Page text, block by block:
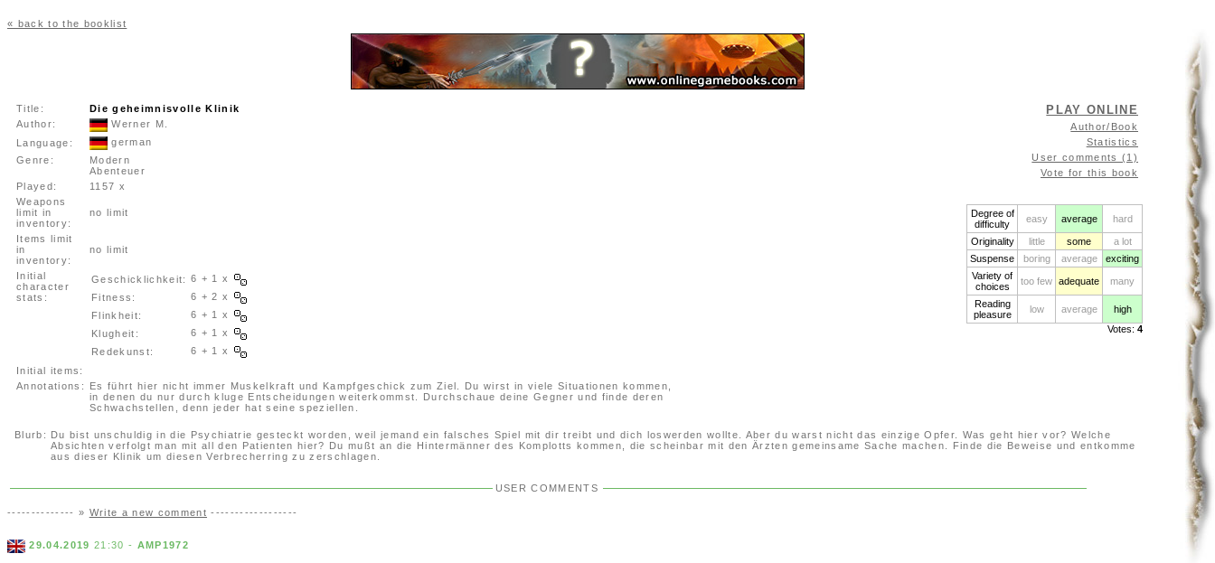
« back to the booklist
Title:
Die geheimnisvolle Klinik
Author:
Werner M.
Language:
german
Genre:
Modern
Abenteuer
Played:
1157 x
Weapons
limit in
inventory:
no limit
Items limit
in
inventory:
no limit
Initial
character
stats:
Geschicklichkeit: 6 + 1 x
Fitness:
6 + 2 x
Flinkheit:
6 + 1 x
Klugheit:
6 + 1 x
Redekunst:
6 + 1 x
Initial items:
Annotations:
Es führt hier nicht immer Muskelkraft und Kampfgeschick zum Ziel. Du wirst in viele Situationen kommen,
in denen du nur durch kluge Entscheidungen weiterkommst. Durchschaue deine Gegner und finde deren
Schwachstellen, denn jeder hat seine speziellen.
PLAY ONLINE
Author/Book
Statistics
User comments (1)
Vote for this book
Degree of
difficulty
easy average hard
Originality little some
a lot
Suspense
boring average
exciting
Variety of
choices
too few adequate many
Reading
pleasure
low average
high
Votes: 4
Blurb: Du bist unschuldig in die Psychiatrie gesteckt worden, weil jemand ein falsches Spiel mit dir treibt und dich loswerden wollte. Aber du warst nicht das einzige Opfer. Was geht hier vor? Welche
Absichten verfolgt man mit all den Patienten hier? Du mußt an die Hintermänner des Komplotts kommen, die scheinbar mit den Ärzten gemeinsame Sache machen. Finde die Beweise und entkomme
aus dieser Klinik um diesen Verbrecherring zu zerschlagen.
USER COMMENTS
-------------- » Write a new comment ------------------
29.04.2019 21:30 - AMP1972